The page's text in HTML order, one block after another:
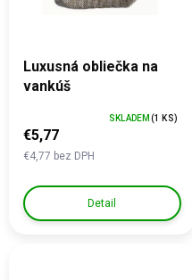
Luxusná obliečka na
vankúš
€4,77 bez DPH
€5,77
SKLADEM (1 KS)
Detail